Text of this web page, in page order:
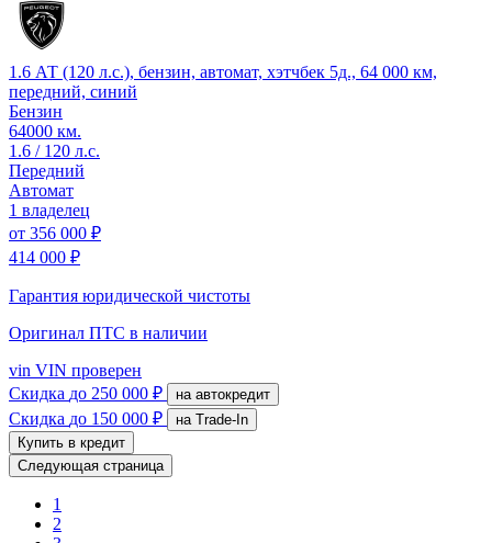
1.6 АТ (120 л.с.), бензин, автомат, хэтчбек 5д., 64 000 км,
передний, синий
Бензин
64000 км.
1.6 / 120 л.с.
Передний
Автомат
1 владелец
от 356 000 ₽
414 000 ₽
Гарантия юридической чистоты
Оригинал ПТС в наличии
vin VIN проверен
Скидка до 250 000 ₽ на автокредит
Скидка до 150 000 ₽
на Trade-In
Купить в кредит
Следующая страница
1
2